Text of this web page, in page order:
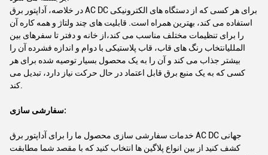
در خلاصه، آداپتور برق AC DC برای هر کسی که از دستگاه های الکترونیکی
استفاده می کند، بهترین همراه است. قابلیت های چند ولتاژ و همه کاره آن
را برای تنظیمات مختلف مناسب می کند،از خانه و دفتر تا سفرهای بین
المللیانتخاب رنگ های قاب، قاب پلاستیکی با دوام و اندازه فشرده آن را
بیشتر جذاب می کند و آن را به یک محصول بسیار توصیه شده برای هر
کسی که به یک منبع برق قابل اعتماد در حال حرکت نیاز دارد، تبدیل می
کند.
سفارشی سازی:
خدمات سفارشی سازی محصول ما را برای آداپتور برق AC DC جهانی
کشف کنید از بین انواع پلاگین ها انتخاب کنید که با مقصد شما مطابقت